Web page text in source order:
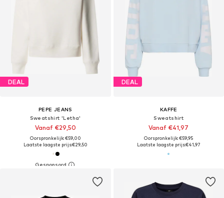
DEAL
PEPE JEANS
Sweatshirt 'Letha'
Vanaf €29,50
Oorspronkelijk: €59,00
Laatste laagste prijs:€29,50
DEAL
KAFFE
Sweatshirt
Vanaf €41,97
Oorspronkelijk: €59,95
Laatste laagste prijs:€41,97